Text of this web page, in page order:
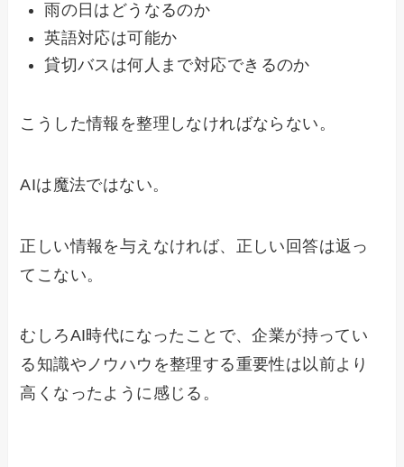
雨の日はどうなるのか
英語対応は可能か
貸切バスは何人まで対応できるのか
こうした情報を整理しなければならない。
AIは魔法ではない。
正しい情報を与えなければ、正しい回答は返っ
てこない。
むしろAI時代になったことで、企業が持ってい
る知識やノウハウを整理する重要性は以前より
高くなったように感じる。